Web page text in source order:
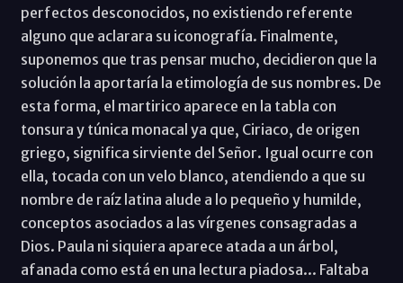
perfectos desconocidos, no existiendo referente
alguno que aclarara su iconografía. Finalmente,
suponemos que tras pensar mucho, decidieron que la
solución la aportaría la etimología de sus nombres. De
esta forma, el martirico aparece en la tabla con
tonsura y túnica monacal ya que, Ciriaco, de origen
griego, significa sirviente del Señor. Igual ocurre con
ella, tocada con un velo blanco, atendiendo a que su
nombre de raíz latina alude a lo pequeño y humilde,
conceptos asociados a las vírgenes consagradas a
Dios. Paula ni siquiera aparece atada a un árbol,
afanada como está en una lectura piadosa... Faltaba